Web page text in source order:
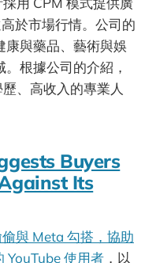
於市場行情。公司的
康與藥品、藝術與娛
根據公司的介紹，
、高收入的專業人
Buyers
Its
與 Meta 勾搭，協助
YouTube 使用者 ，以